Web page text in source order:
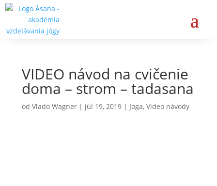
VIDEO návod na cvičenie
doma – strom – tadasana
od Vlado Wagner| júl 19, 2019| Joga, Video návody